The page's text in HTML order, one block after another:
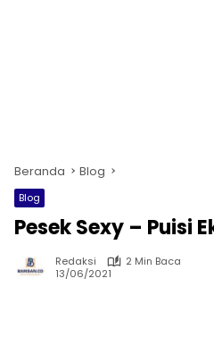
Beranda Blog
Blog
Pesek Sexy – Puisi
Redaksi
2 Min Baca
13/06/2021